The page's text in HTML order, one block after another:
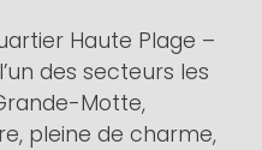
Haute Plage –
des secteurs les
Motte,
pleine de charme,